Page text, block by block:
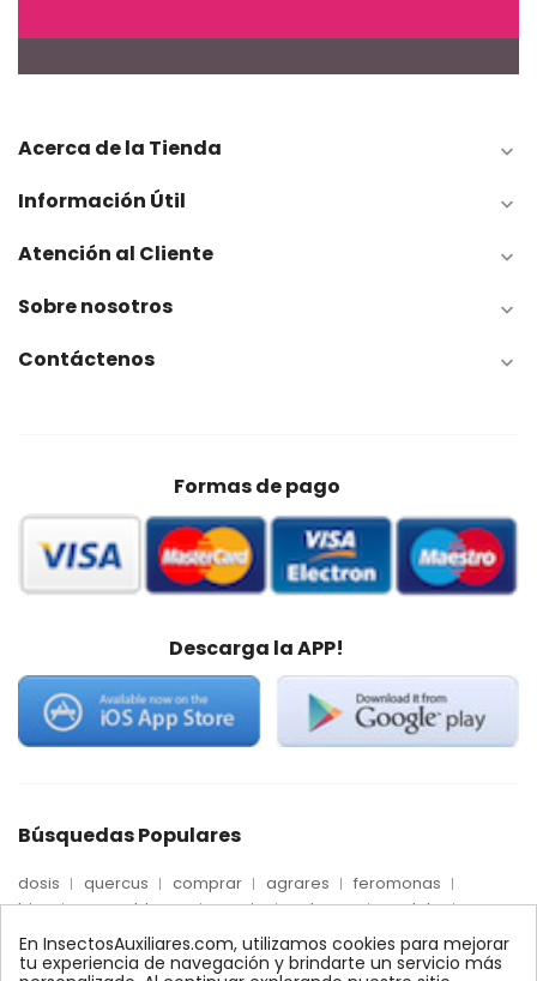
Acerca de la Tienda 
Información Útil 
Atención al Cliente 
Sobre nosotros 
Contáctenos 
Formas de pago
Descarga la APP!
Búsquedas Populares
dosis quercus comprar agrares
feromonas
trips
mosca blanca precio palmera
quelato
Econex
control amblyseius araña roja
max
nido encinas alcornoques
conector
En InsectosAuxiliares.com, utilizamos cookies para mejorar
tu experiencia de navegación y brindarte un servicio más